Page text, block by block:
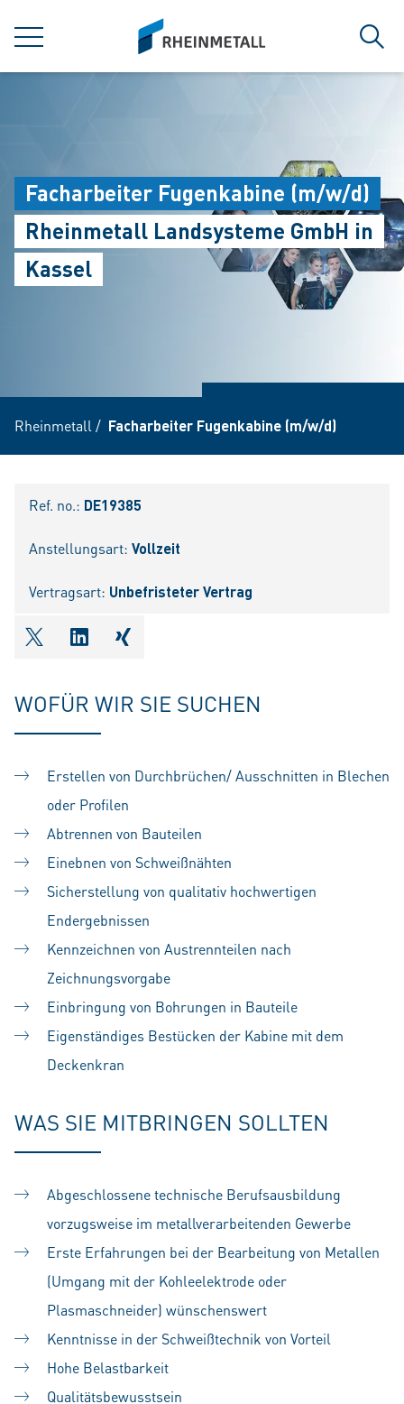
MENU
siteLogo
Facharbeiter Fugenkabine (m/w/d)
Rheinmetall Landsysteme GmbH in
Kassel
Rheinmetall / Facharbeiter Fugenkabine (m/w/d)
Ref. no.: DE19385
Anstellungsart: Vollzeit
Vertragsart: Unbefristeter Vertrag
shareOntwitter
shareOnlinkedIn
shareOnxing
WOFÜR WIR SIE SUCHEN
Erstellen von Durchbrüchen/ Ausschnitten in Blechen
oder Profilen
Abtrennen von Bauteilen
Einebnen von Schweißnähten
Sicherstellung von qualitativ hochwertigen
Endergebnissen
Kennzeichnen von Austrennteilen nach
Zeichnungsvorgabe
Einbringung von Bohrungen in Bauteile
Eigenständiges Bestücken der Kabine mit dem
Deckenkran
WAS SIE MITBRINGEN SOLLTEN
Abgeschlossene technische Berufsausbildung
vorzugsweise im metallverarbeitenden Gewerbe
Erste Erfahrungen bei der Bearbeitung von Metallen
(Umgang mit der Kohleelektrode oder
Plasmaschneider) wünschenswert
Kenntnisse in der Schweißtechnik von Vorteil
Hohe Belastbarkeit
Qualitätsbewusstsein